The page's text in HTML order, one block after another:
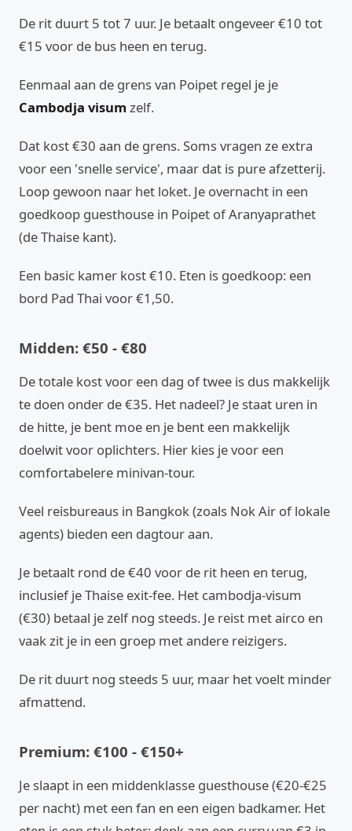
De rit duurt 5 tot 7 uur. Je betaalt ongeveer €10 tot
€15 voor de bus heen en terug.
Eenmaal aan de grens van Poipet regel je je
Cambodja visum zelf.
Dat kost €30 aan de grens. Soms vragen ze extra
voor een 'snelle service', maar dat is pure afzetterij.
Loop gewoon naar het loket. Je overnacht in een
goedkoop guesthouse in Poipet of Aranyaprathet
(de Thaise kant).
Een basic kamer kost €10. Eten is goedkoop: een
bord Pad Thai voor €1,50.
Midden: €50 - €80
De totale kost voor een dag of twee is dus makkelijk
te doen onder de €35. Het nadeel? Je staat uren in
de hitte, je bent moe en je bent een makkelijk
doelwit voor oplichters. Hier kies je voor een
comfortabelere minivan-tour.
Veel reisbureaus in Bangkok (zoals Nok Air of lokale
agents) bieden een dagtour aan.
Je betaalt rond de €40 voor de rit heen en terug,
inclusief je Thaise exit-fee. Het cambodja-visum
(€30) betaal je zelf nog steeds. Je reist met airco en
vaak zit je in een groep met andere reizigers.
De rit duurt nog steeds 5 uur, maar het voelt minder
afmattend.
Premium: €100 - €150+
Je slaapt in een middenklasse guesthouse (€20-€25
per nacht) met een fan en een eigen badkamer. Het